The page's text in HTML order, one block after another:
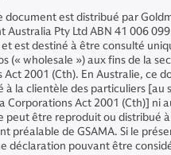
document est distribué par
Australia Pty Ltd ABN 41 006
et est destiné à être consulté
(« wholesale ») aux fins de la
Act 2001 (Cth). En Australie, ce
à la clientèle des particuliers [au
Corporations Act 2001 (Cth)] ni
peut être reproduit ou distribué
préalable de GSAMA. Si le
déclaration pouvant être